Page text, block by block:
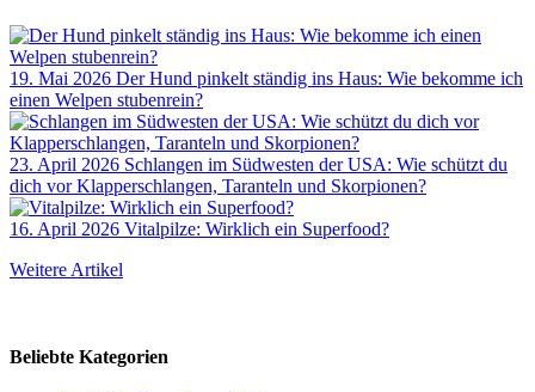
19. Mai 2026 Der Hund pinkelt ständig ins Haus: Wie bekomme ich
einen Welpen stubenrein?
23. April 2026 Schlangen im Südwesten der USA: Wie schützt du
dich vor Klapperschlangen, Taranteln und Skorpionen?
16. April 2026 Vitalpilze: Wirklich ein Superfood?
Weitere Artikel
Beliebte Kategorien